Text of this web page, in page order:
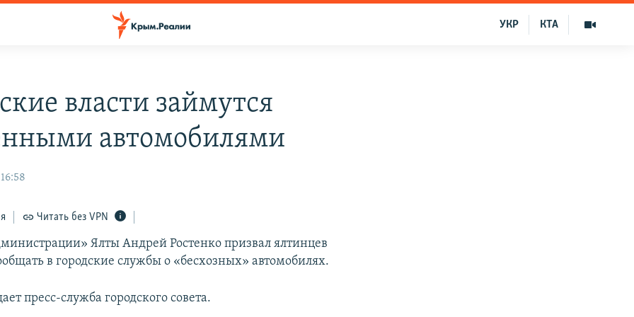
КТА
УКР
власти займутся
автомобилями
Читать без VPN
Ялты Андрей Ростенко призвал ялтинцев
в городские службы о «бесхозных» автомобилях.
пресс-служба городского совета.